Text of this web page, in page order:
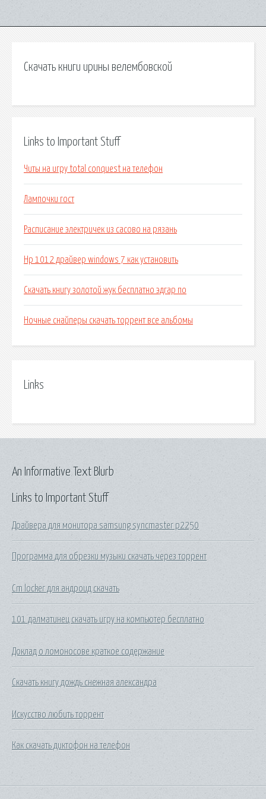
Скачать книги ирины велембовской
Links to Important Stuff
Читы на игру total conquest на телефон
Лампочки гост
Расписание электричек из сасово на рязань
Hp 1012 драйвер windows 7 как установить
Скачать книгу золотой жук бесплатно эдгар по
Ночные снайперы скачать торрент все альбомы
Links
Links to Important Stuff
Драйвера для монитора samsung syncmaster p2250
Программа для обрезки музыки скачать через торрент
Cm locker для андроид скачать
101 далматинец скачать игру на компьютер бесплатно
Доклад о ломоносове краткое содержание
Скачать книгу дождь снежная александра
Искусство любить торрент
Как скачать диктофон на телефон
An Informative Text Blurb